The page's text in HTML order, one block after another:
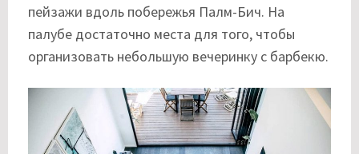
пейзажи вдоль побережья Палм-Бич. На
палубе достаточно места для того, чтобы
организовать небольшую вечеринку с барбекю.